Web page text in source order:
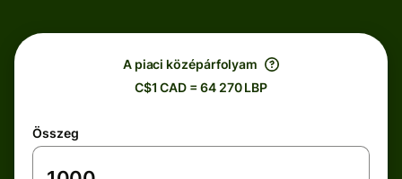
A piaci középárfolyam
C$1 CAD = 64 270 LBP
Összeg